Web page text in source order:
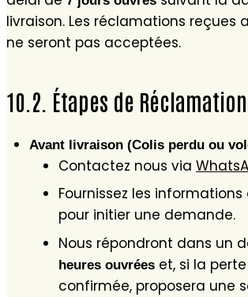
livraison. Les réclamations reçues
ne seront pas acceptées.
10.2. Étapes de Réclamation
Avant livraison (Colis perdu ou
Contactez nous via
Fournissez les
pour initier une demande.
Nous répondront dans un
heures ouvrées et, si la
confirmée, proposera une